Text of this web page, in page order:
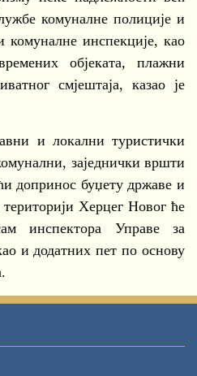
комуналне полиције и
комуналне инспекције, као
објеката, плажни
смјештаја, казао је
и локални туристички
заједнички вршти
допринос буџету државе и
Херцег Новог ће
инспектора Управе за
и додатних пет по основу